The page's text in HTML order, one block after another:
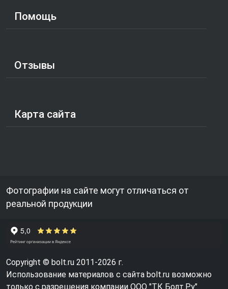
Помощь
Отзывы
Карта сайта
Фотографии на сайте могут отличаться от
реальной продукции
Copyright © bolt.ru 2011-2026 г.
Использование материалов с сайта bolt.ru возможно
только с разрешения компании ООО "ТК Болт.Ру"